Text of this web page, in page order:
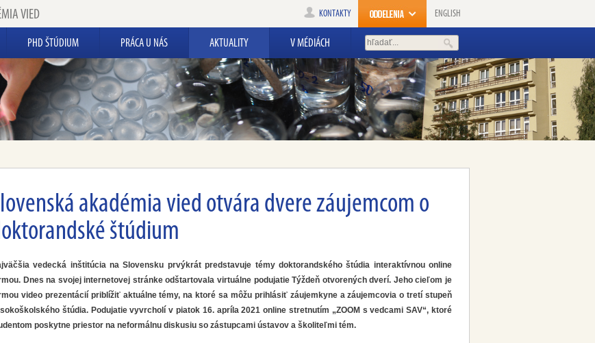
VIED ENGLISH
KONTAKTY
PHD ŠTÚDIUM PRÁCA U NÁS AKTUALITY V MÉDIÁCH
akadémia vied otvára dvere záujemcom o
štúdium
vedecká inštitúcia na Slovensku prvýkrát predstavuje témy doktorandského štúdia interaktívnou online
Dnes na svojej internetovej stránke odštartovala virtuálne podujatieTýždeň otvorených dverí. Jeho cieľom je
video prezentácií priblížiť aktuálne témy, na ktoré sa môžu prihlásiť záujemkyne a záujemcovia o tretí stupeň
štúdia. Podujatie vyvrcholí v piatok 16. apríla 2021 online stretnutím „ZOOM s vedcami SAV“, ktoré
poskytne priestor na neformálnu diskusiu so zástupcami ústavov a školiteľmi tém.